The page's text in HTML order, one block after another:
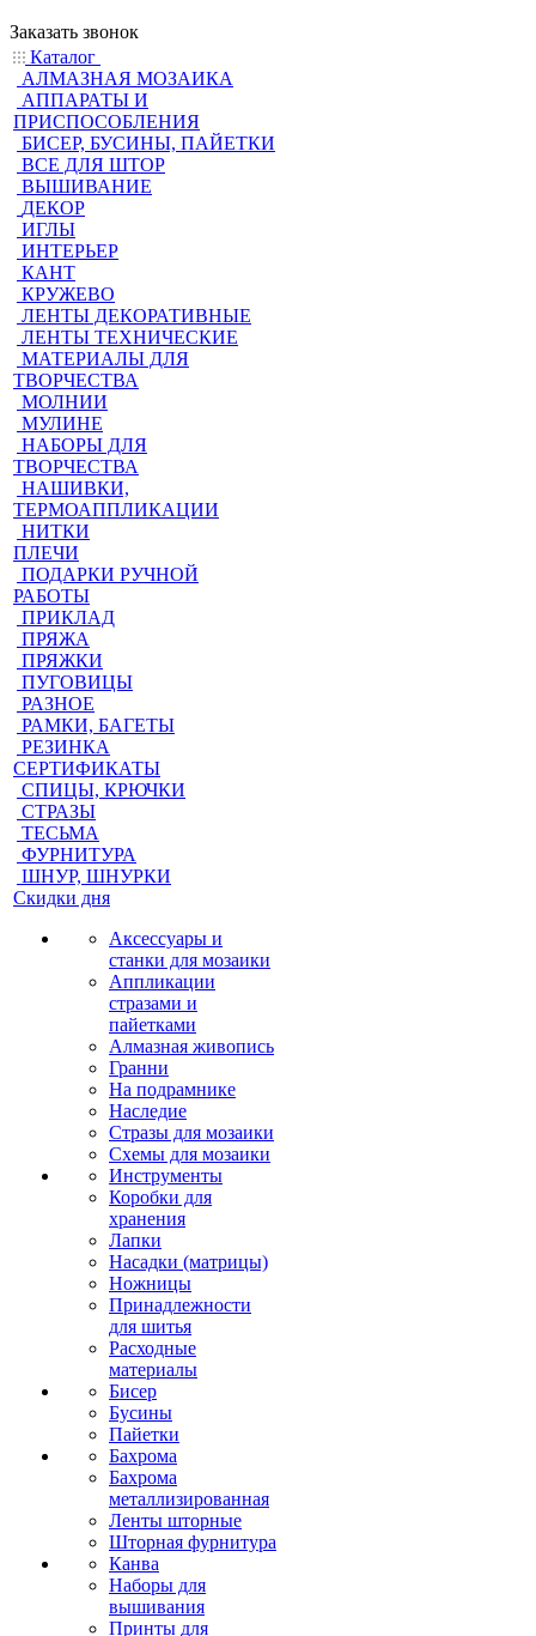
Заказать звонок
Каталог
АЛМАЗНАЯ МОЗАИКА
АППАРАТЫ И
ПРИСПОСОБЛЕНИЯ
БИСЕР, БУСИНЫ, ПАЙЕТКИ
ВСЕ ДЛЯ ШТОР
ВЫШИВАНИЕ
ДЕКОР
ИГЛЫ
ИНТЕРЬЕР
КАНТ
КРУЖЕВО
ЛЕНТЫ ДЕКОРАТИВНЫЕ
ЛЕНТЫ ТЕХНИЧЕСКИЕ
МАТЕРИАЛЫ ДЛЯ
ТВОРЧЕСТВА
МОЛНИИ
МУЛИНЕ
НАБОРЫ ДЛЯ
ТВОРЧЕСТВА
НАШИВКИ,
ТЕРМОАППЛИКАЦИИ
НИТКИ
ПЛЕЧИ
ПОДАРКИ РУЧНОЙ
РАБОТЫ
ПРИКЛАД
ПРЯЖА
ПРЯЖКИ
ПУГОВИЦЫ
РАЗНОЕ
РАМКИ, БАГЕТЫ
РЕЗИНКА
СЕРТИФИКАТЫ
СПИЦЫ, КРЮЧКИ
СТРАЗЫ
ТЕСЬМА
ФУРНИТУРА
ШНУР, ШНУРКИ
Скидки дня
Аксессуары и
станки для мозаики
Аппликации
стразами и
пайетками
Алмазная живопись
Гранни
На подрамнике
Наследие
Стразы для мозаики
Схемы для мозаики
Инструменты
Коробки для
хранения
Лапки
Насадки (матрицы)
Ножницы
Принадлежности
для шитья
Расходные
материалы
Бисер
Бусины
Пайетки
Бахрома
Бахрома
металлизированная
Ленты шторные
Шторная фурнитура
Канва
Наборы для
вышивания
Принты для